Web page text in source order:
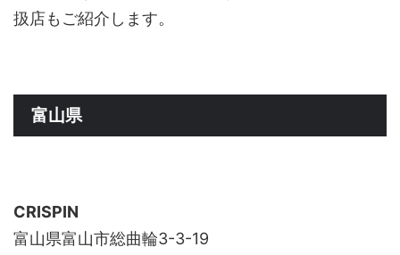
扱店もご紹介します。
富山県
CRISPIN
富山県富山市総曲輪3-3-19